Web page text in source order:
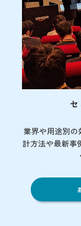
業界や用途別
計方法や最新事